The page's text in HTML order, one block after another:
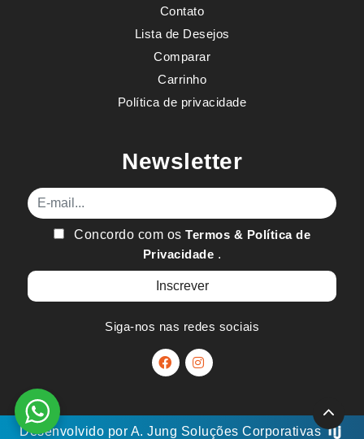
Contato
Lista de Desejos
Comparar
Carrinho
Política de privacidade
Newsletter
E-mail
Concordo com osTermos & Política de
Privacidade .
Siga-nos nas redes sociais
Desenvolvido por A. Jung Soluções Corporativas